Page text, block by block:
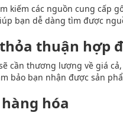
kiếm các nguồn cung cấp
bạn dễ dàng tìm được
thuận hợp
cần thương lượng về giá
bảo bạn nhận được sản
hóa